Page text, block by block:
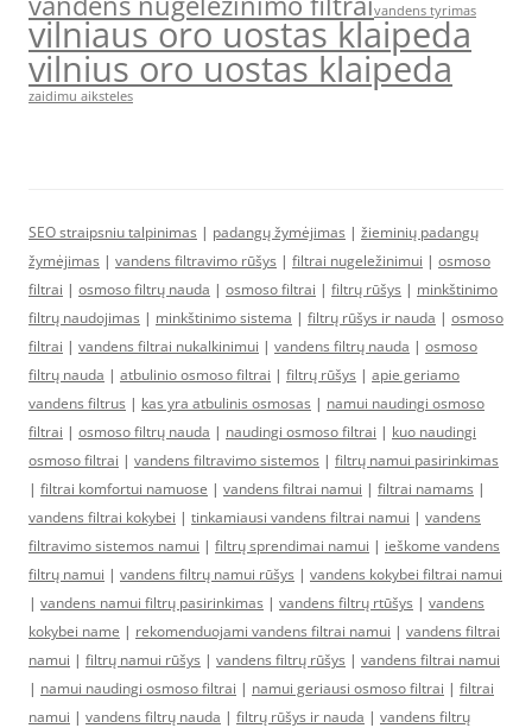
vandens tyrimas
vilniaus oro uostas klaipeda
vilnius oro uostas klaipeda
zaidimu aiksteles
SEO straipsniu talpinimas | padangų žymėjimas | žieminių padangų
žymėjimas | vandens filtravimo rūšys | filtrai nugeležinimui | osmoso
filtrai | osmoso filtrų nauda | osmoso filtrai | filtrų rūšys | minkštinimo
filtrų naudojimas | minkštinimo sistema | filtrų rūšys ir nauda | osmoso
filtrai | vandens filtrai nukalkinimui | vandens filtrų nauda | osmoso
filtrų nauda | atbulinio osmoso filtrai | filtrų rūšys | apie geriamo
vandens filtrus | kas yra atbulinis osmosas | namui naudingi osmoso
filtrai | osmoso filtrų nauda | naudingi osmoso filtrai | kuo naudingi
osmoso filtrai | vandens filtravimo sistemos | filtrų namui pasirinkimas
| filtrai komfortui namuose | vandens filtrai namui | filtrai namams |
vandens filtrai kokybei | tinkamiausi vandens filtrai namui | vandens
filtravimo sistemos namui | filtrų sprendimai namui | ieškome vandens
filtrų namui | vandens filtrų namui rūšys | vandens kokybei filtrai namui
| vandens namui filtrų pasirinkimas | vandens filtrų rtūšys | vandens
kokybei name | rekomenduojami vandens filtrai namui | vandens filtrai
namui | filtrų namui rūšys | vandens filtrų rūšys | vandens filtrai namui
| namui naudingi osmoso filtrai | namui geriausi osmoso filtrai | filtrai
namui | vandens filtrų nauda | filtrų rūšys ir nauda | vandens filtrų